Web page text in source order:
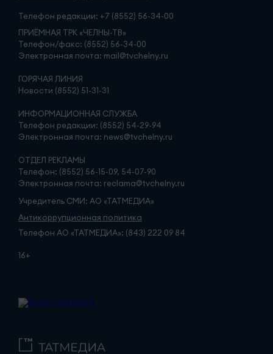
Телефон редакции: +7 (8552) 56-34-00
ПРИЁМНАЯ ТРК «ЧЕЛНЫ-ТВ»
Телефон/факс: (8552) 56-34-00
Электронная почта: mail@tvchelny.ru
ГОРЯЧАЯ ЛИНИЯ
Новости (8552) 51-31-31
ИНФОРМАЦИОННАЯ СЛУЖБА
Телефон редакции: (8552) 54-29-94
Электронная почта: news@tvchelny.ru
ОТДЕЛ РЕКЛАМЫ
Телефон: (8552) 56-15-09, 54-07-90
Электронная почта: reclama@tvchelny.ru
Учредитель СМИ: АО «ТАТМЕДИА»
Антикоррупционная политика
Телефон АО «ТАТМЕДИА»: (843) 222 09 84
16+